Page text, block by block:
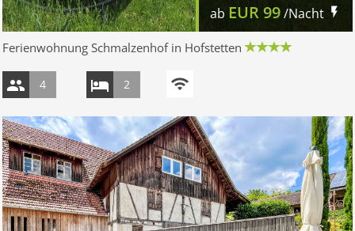
ab EUR99/Nacht
Ferienwohnung Schmalzenhof in Hofstetten
4 2